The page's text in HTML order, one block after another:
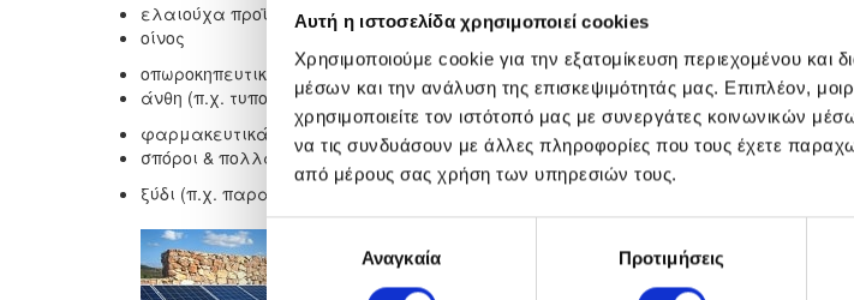
Αυτή η ιστοσελίδα χρησιμοποιεί cookies
Χρησιμοποιούμε cookie για την εξατομίκευση περιεχομένου και
μέσων και την ανάλυση της επισκεψιμότητάς μας. Επιπλέον,
χρησιμοποιείτε τον ιστότοπό μας με συνεργάτες κοινωνικών
να τις συνδυάσουν με άλλες πληροφορίες που τους έχετε
από μέρους σας χρήση των υπηρεσιών τους.
Επιλογή
συγκατάθεσηςΑναγκαία Προτιμήσεις
ελαιούχα προϊόντα (εξαιρούνται οι ιδρύσεις ελαιοτριβείων)
οίνος
οπωροκηπευτικά, ακρόδρυα, ξηροί καρποί
άνθη (π.χ. τυποποίηση και εμπορία ανθέων)
φαρμακευτικά και αρωματικά φυτά
σπόροι & πολλαπλασιαστικό υλικό
ξύδι (π.χ. παραγωγή ξυδιού από οίνο, από φρούτα και άλλες γεωργικές πρώτες